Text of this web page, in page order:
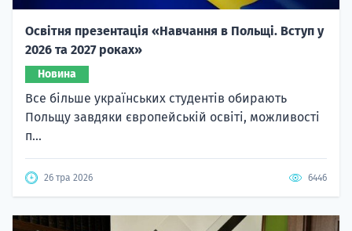
Освітня презентація «Навчання в Польщі. Вступ у
2026 та 2027 роках»
Новина
Все більше українських студентів обирають
Польщу завдяки європейській освіті, можливості
п...
26 тра 2026 6446